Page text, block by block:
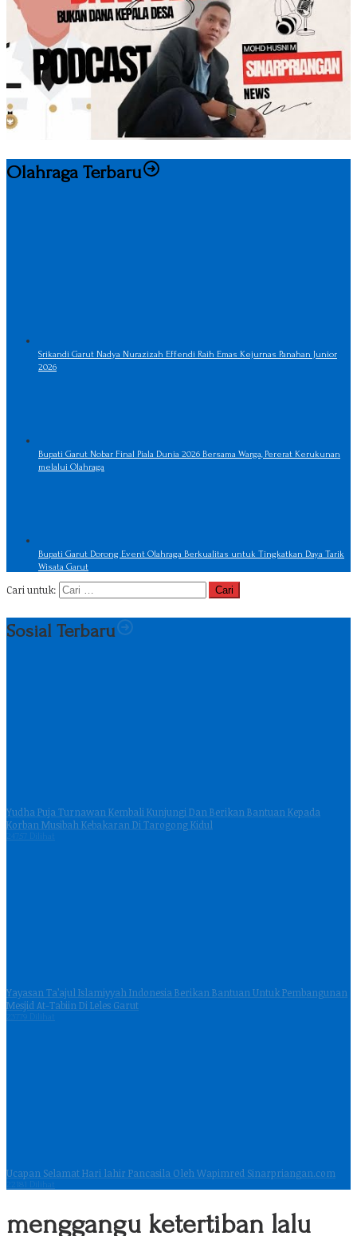
Olahraga Terbaru
Srikandi Garut Nadya Nurazizah Effendi Raih Emas Kejurnas Panahan Junior
2026
Bupati Garut Nobar Final Piala Dunia 2026 Bersama Warga, Pererat Kerukunan
melalui Olahraga
Bupati Garut Dorong Event Olahraga Berkualitas untuk Tingkatkan Daya Tarik
Wisata Garut
Cari untuk:
Sosial Terbaru
Yudha Puja Turnawan Kembali Kunjungi Dan Berikan Bantuan Kepada
Korban Musibah Kebakaran Di Tarogong Kidul
24757 Dilihat
Yayasan Ta’ajul Islamiyyah Indonesia Berikan Bantuan Untuk Pembangunan
Mesjid At-Tabiin Di Leles Garut
23779 Dilihat
Ucapan Selamat Hari lahir Pancasila Oleh Wapimred Sinarpriangan.com
22181 Dilihat
menggangu ketertiban lalu